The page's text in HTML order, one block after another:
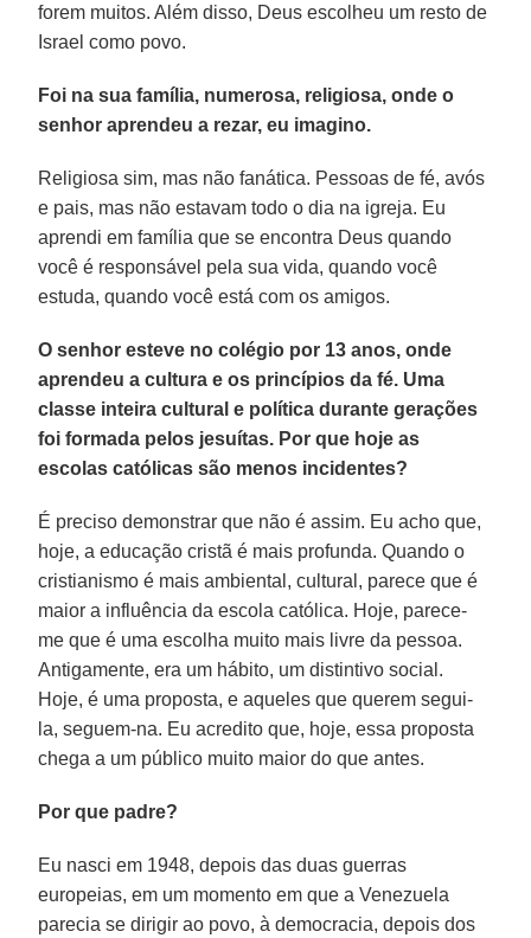
forem muitos. Além disso, Deus escolheu um resto de
Israel como povo.
Foi na sua família, numerosa, religiosa, onde o
senhor aprendeu a rezar, eu imagino.
Religiosa sim, mas não fanática. Pessoas de fé, avós
e pais, mas não estavam todo o dia na igreja. Eu
aprendi em família que se encontra Deus quando
você é responsável pela sua vida, quando você
estuda, quando você está com os amigos.
O senhor esteve no colégio por 13 anos, onde
aprendeu a cultura e os princípios da fé. Uma
classe inteira cultural e política durante gerações
foi formada pelos jesuítas. Por que hoje as
escolas católicas são menos incidentes?
É preciso demonstrar que não é assim. Eu acho que,
hoje, a educação cristã é mais profunda. Quando o
cristianismo é mais ambiental, cultural, parece que é
maior a influência da escola católica. Hoje, parece-
me que é uma escolha muito mais livre da pessoa.
Antigamente, era um hábito, um distintivo social.
Hoje, é uma proposta, e aqueles que querem segui-
la, seguem-na. Eu acredito que, hoje, essa proposta
chega a um público muito maior do que antes.
Por que padre?
Eu nasci em 1948, depois das duas guerras
europeias, em um momento em que a Venezuela
parecia se dirigir ao povo, à democracia, depois dos